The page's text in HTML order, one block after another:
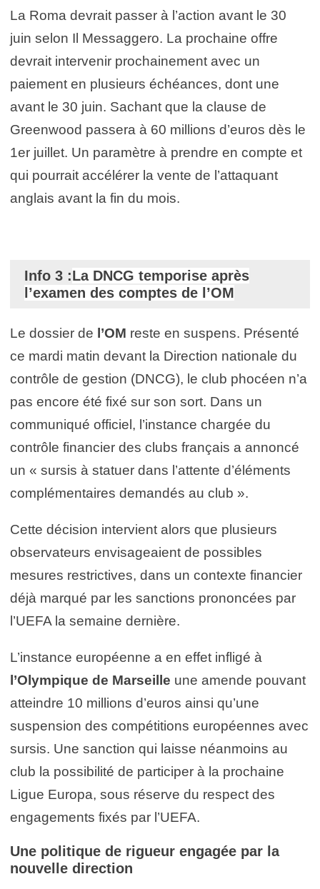
La Roma devrait passer à l’action avant le 30
juin selon Il Messaggero. La prochaine offre
devrait intervenir prochainement avec un
paiement en plusieurs échéances, dont une
avant le 30 juin. Sachant que la clause de
Greenwood passera à 60 millions d’euros dès le
1er juillet. Un paramètre à prendre en compte et
qui pourrait accélérer la vente de l’attaquant
anglais avant la fin du mois.
Info 3 :La DNCG temporise après
l’examen des comptes de l’OM
Le dossier de l’OM reste en suspens. Présenté
ce mardi matin devant la Direction nationale du
contrôle de gestion (DNCG), le club phocéen n’a
pas encore été fixé sur son sort. Dans un
communiqué officiel, l’instance chargée du
contrôle financier des clubs français a annoncé
un « sursis à statuer dans l’attente d’éléments
complémentaires demandés au club ».
Cette décision intervient alors que plusieurs
observateurs envisageaient de possibles
mesures restrictives, dans un contexte financier
déjà marqué par les sanctions prononcées par
l’UEFA la semaine dernière.
L’instance européenne a en effet infligé à
l’Olympique de Marseille une amende pouvant
atteindre 10 millions d’euros ainsi qu’une
suspension des compétitions européennes avec
sursis. Une sanction qui laisse néanmoins au
club la possibilité de participer à la prochaine
Ligue Europa, sous réserve du respect des
engagements fixés par l’UEFA.
Une politique de rigueur engagée par la
nouvelle direction